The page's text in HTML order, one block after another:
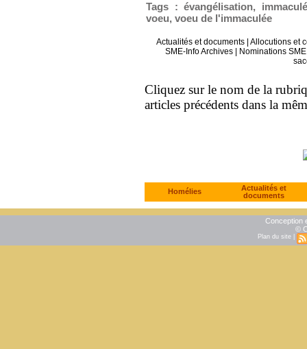
Tags :évangélisation,
voeu,voeu de l'immaculée
Actualités et documents
Allocutions et
SME-Info Archives
Nominations
Cliquez sur le nom de la
articles précédents dans la
Homélies
Actualités et
documents
Conception
©
Plan du site